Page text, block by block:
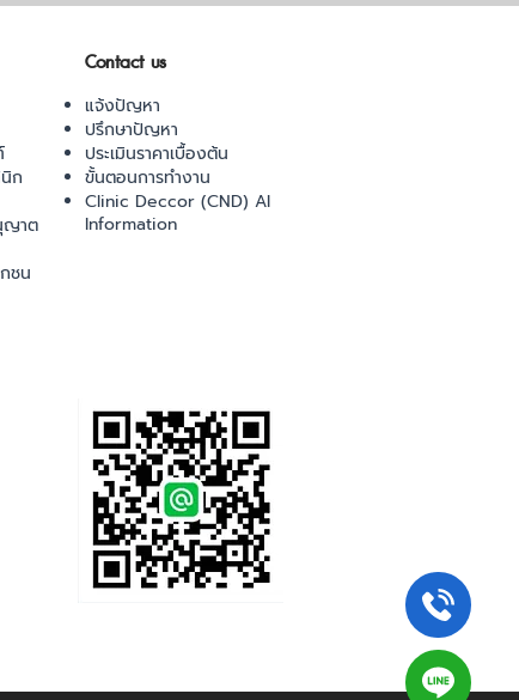
Contact us
ก
ญาต
ชน
แจ้งปัญหา
ปรึกษาปัญหา
ประเมินราคาเบื้องต้น
ขั้นตอนการทำงาน
Clinic Deccor (CND) AI
Information